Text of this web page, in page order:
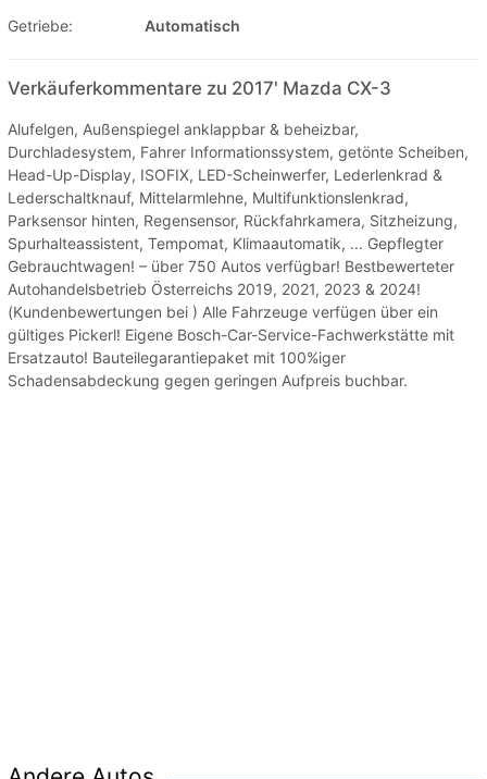
Getriebe:
Automatisch
Verkäuferkommentare zu 2017' Mazda CX-3
Alufelgen, Außenspiegel anklappbar & beheizbar,
Durchladesystem, Fahrer Informationssystem, getönte Scheiben,
Head-Up-Display, ISOFIX, LED-Scheinwerfer, Lederlenkrad &
Lederschaltknauf, Mittelarmlehne, Multifunktionslenkrad,
Parksensor hinten, Regensensor, Rückfahrkamera, Sitzheizung,
Spurhalteassistent, Tempomat, Klimaautomatik, ... Gepflegter
Gebrauchtwagen! – über 750 Autos verfügbar! Bestbewerteter
Autohandelsbetrieb Österreichs 2019, 2021, 2023 & 2024!
(Kundenbewertungen bei ) Alle Fahrzeuge verfügen über ein
gültiges Pickerl! Eigene Bosch-Car-Service-Fachwerkstätte mit
Ersatzauto! Bauteilegarantiepaket mit 100%iger
Schadensabdeckung gegen geringen Aufpreis buchbar.